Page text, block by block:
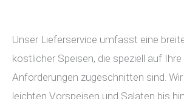
Unser Lieferservice umfasst eine
köstlicher Speisen, die speziell auf
Anforderungen zugeschnitten sind.
leichten Vorspeisen und Salaten bis